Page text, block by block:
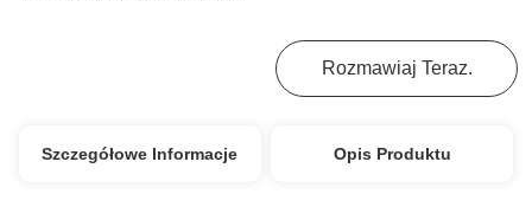
Rozmawiaj Teraz.
Szczegółowe Informacje Opis Produktu